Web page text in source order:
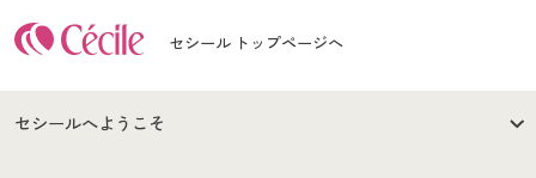
セシール トップページへ
セシールへようこそ